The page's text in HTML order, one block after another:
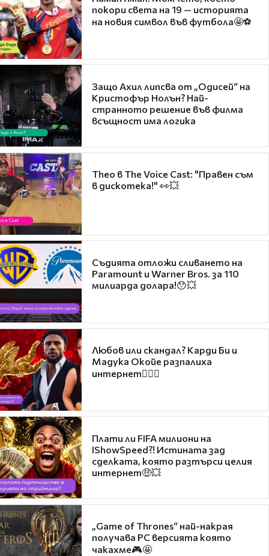
покори света на 19 — историята
на новия символ във футбола🤩⚽
Защо Ахил липсва от „Одисей“ на
Кристофър Нолън? Най-
странното решение във филма
всъщност има логика
Theo в The Voice Cast: "Правен съм
в дискотека!" 👀💥
Съдията отложи сливането на
Paramount и Warner Bros. за 110
милиарда долара!😯💥
Любов или скандал? Карди Би и
Мадука Окойе разпалиха
интернет❤️‍🔥🔥
Плати ли FIFA милиони на
IShowSpeed?! Истината зад
сделката, която разтърси целия
интернет🤑💥
„Game of Thrones“ най-накрая
получава PC версията която
чакахме🎮🤩